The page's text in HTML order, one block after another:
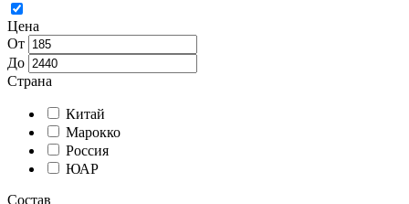
Цена
От
До
Страна
Китай
Марокко
Россия
ЮАР
Состав